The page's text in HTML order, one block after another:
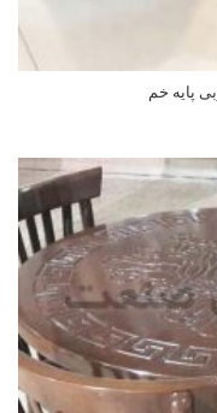
پایه خم